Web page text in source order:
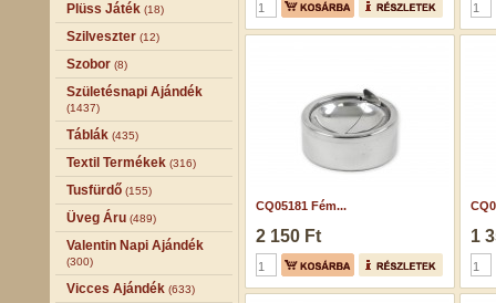
Plüss Játék (18)
Szilveszter (12)
Szobor (8)
Születésnapi Ajándék
(1437)
Táblák (435)
Textil Termékek (316)
Tusfürdő (155)
Üveg Áru (489)
Valentin Napi Ajándék
(300)
Vicces Ajándék (633)
CQ05181 Fém...
2 150 Ft 1